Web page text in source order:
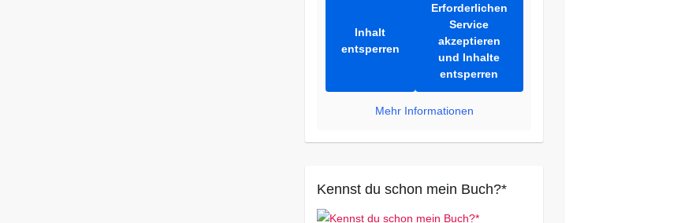
Inhalt
entsperren
Erforderlichen
Service
akzeptieren
und Inhalte
entsperren
Mehr Informationen
Kennst du schon mein Buch?*